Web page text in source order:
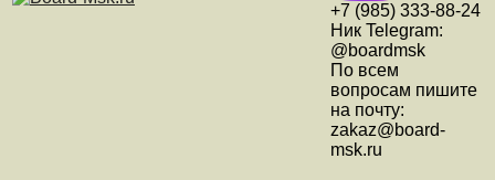
+7 (985) 333-88-24
Ник Telegram:
@boardmsk
По всем
вопросам пишите
на почту:
zakaz@board-
msk.ru